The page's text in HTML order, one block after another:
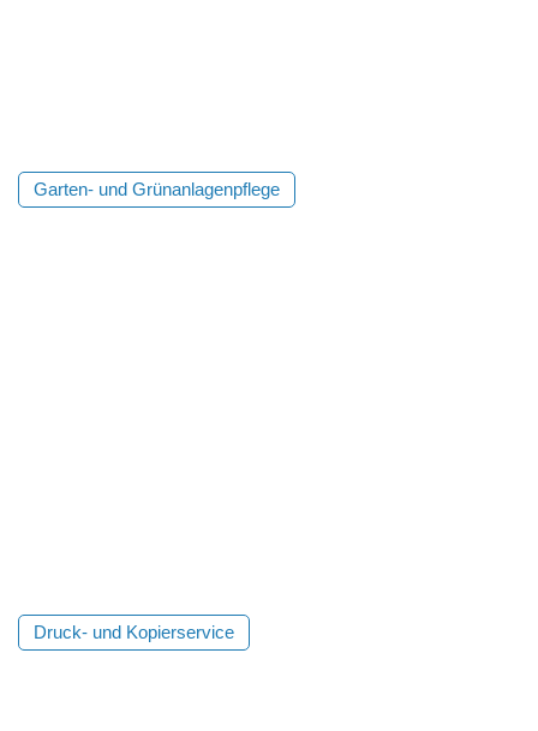
Garten- und Grünanlagenpflege
Druck- und Kopierservice